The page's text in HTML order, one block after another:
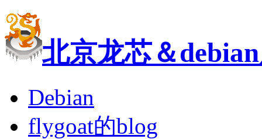
北京龙芯＆
Debian
flygoat的blog